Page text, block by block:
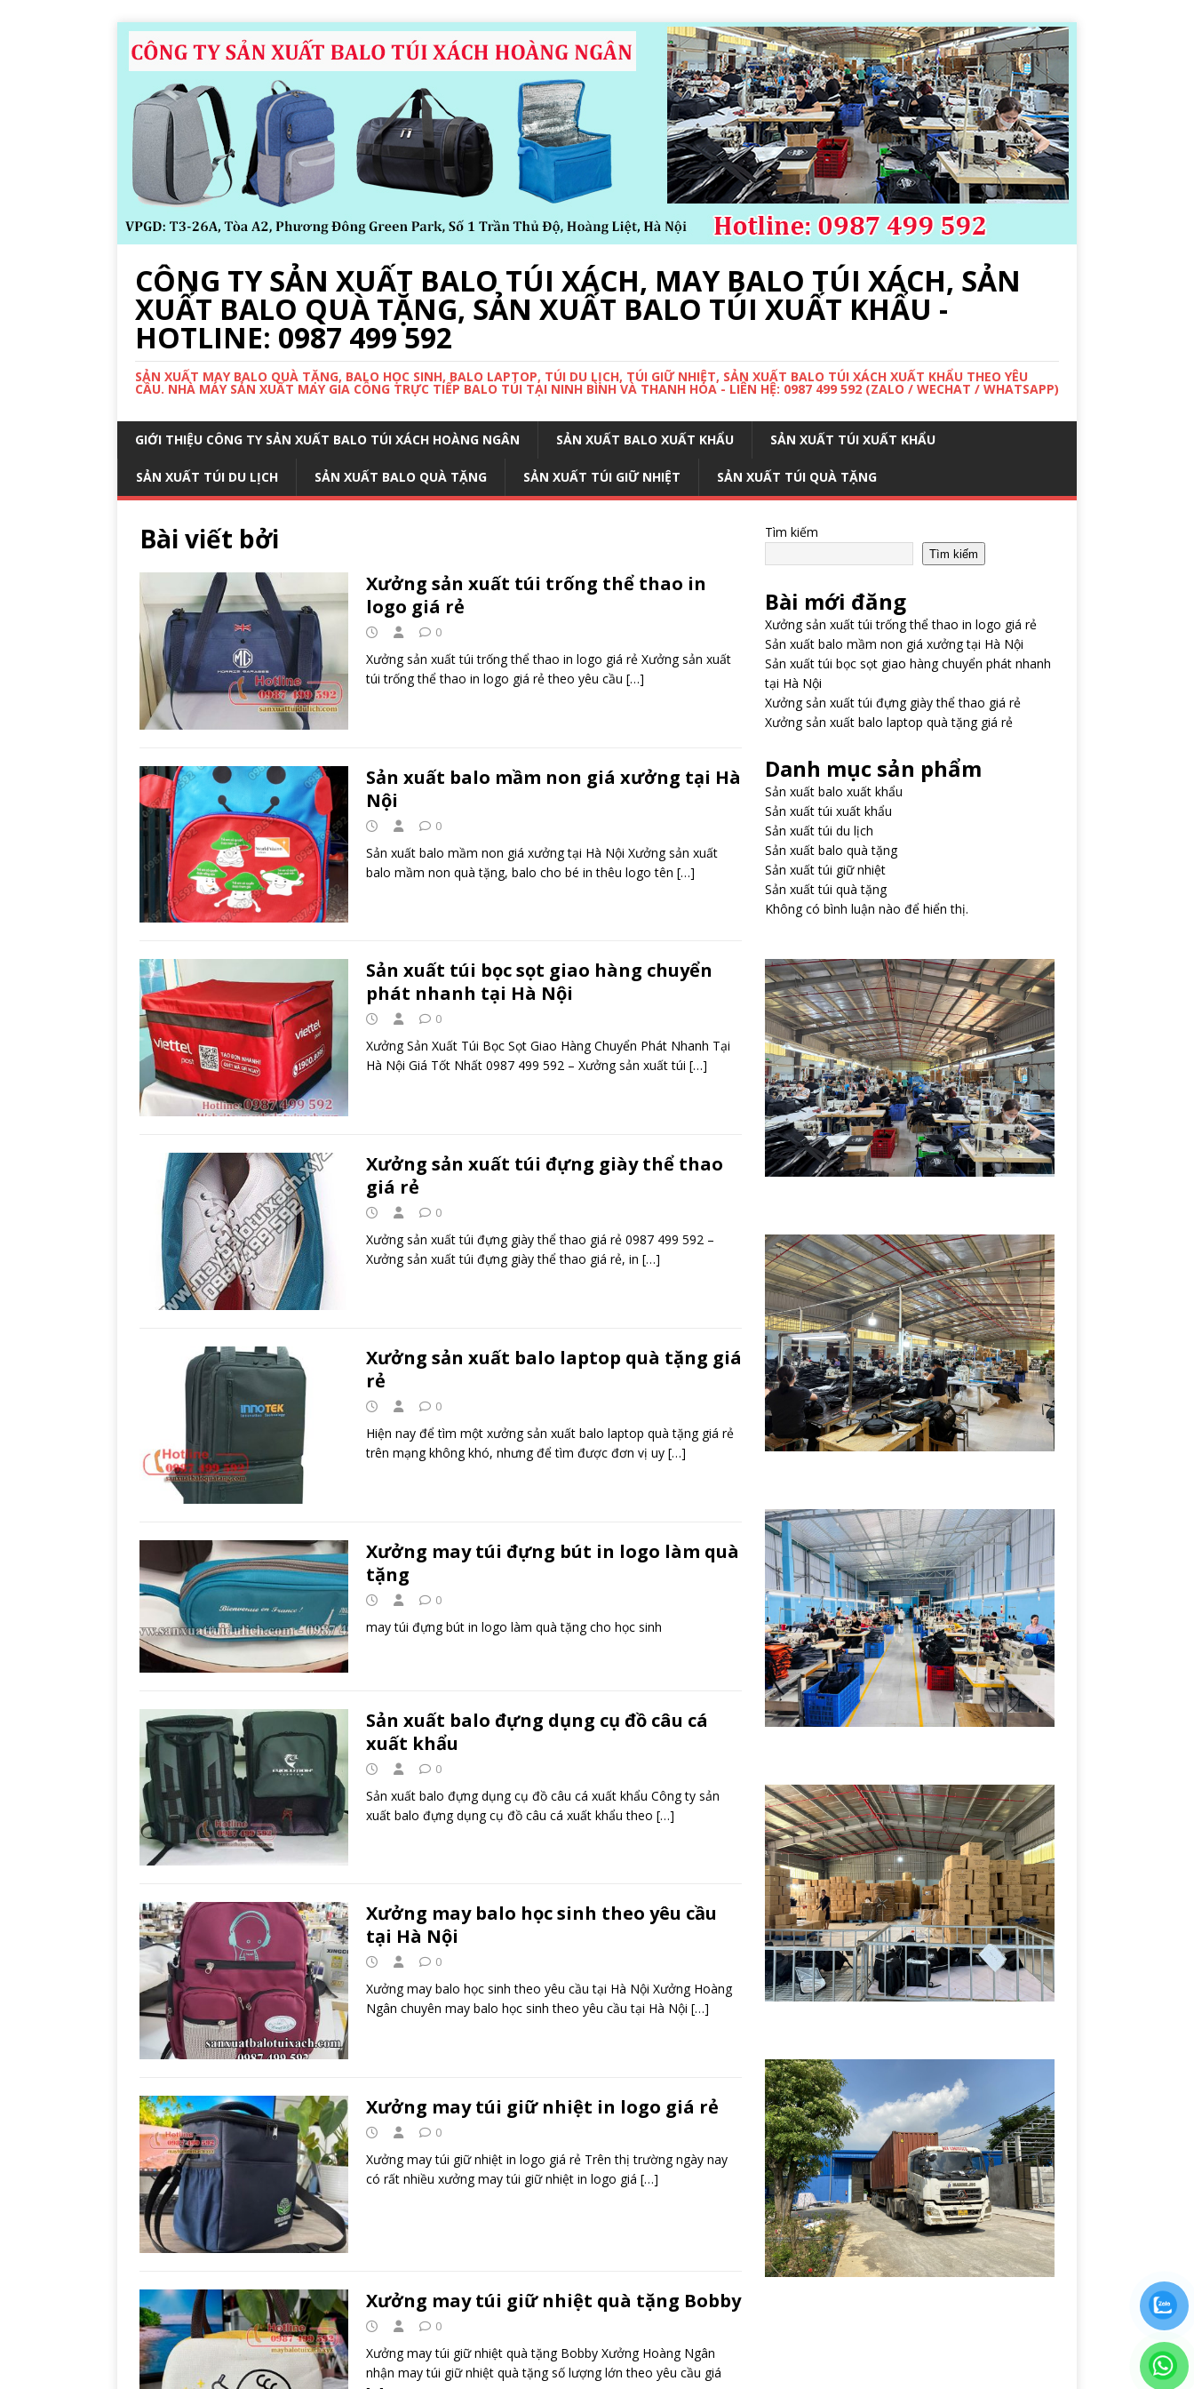
CÔNG TY SẢN XUẤT BALO TÚI XÁCH, MAY BALO TÚI XÁCH, SẢN
XUẤT BALO QUÀ TẶNG, SẢN XUẤT BALO TÚI XUẤT KHẨU -
HOTLINE: 0987 499 592
SẢN XUẤT MAY BALO QUÀ TẶNG, BALO HỌC SINH, BALO LAPTOP, TÚI DU LỊCH, TÚI GIỮ NHIỆT, SẢN XUẤT BALO TÚI XÁCH XUẤT KHẨU THEO YÊU
CẦU. NHÀ MÁY SẢN XUẤT MAY GIA CÔNG TRỰC TIẾP BALO TÚI TẠI NINH BÌNH VÀ THANH HÓA - LIÊN HỆ: 0987 499 592 (ZALO / WECHAT / WHATSAPP)
GIỚI THIỆU CÔNG TY SẢN XUẤT BALO TÚI XÁCH HOÀNG NGÂN SẢN XUẤT BALO XUẤT KHẨU SẢN XUẤT TÚI XUẤT KHẨU
SẢN XUẤT TÚI DU LỊCH SẢN XUẤT BALO QUÀ TẶNG SẢN XUẤT TÚI GIỮ NHIỆT SẢN XUẤT TÚI QUÀ TẶNG
Bài viết bởi
Xưởng sản xuất túi trống thể thao in
logo giá rẻ
0
Xưởng sản xuất túi trống thể thao in logo giá rẻ Xưởng sản xuất
túi trống thể thao in logo giá rẻ theo yêu cầu […]
Sản xuất balo mầm non giá xưởng tại Hà
Nội
0
Sản xuất balo mầm non giá xưởng tại Hà Nội Xưởng sản xuất
balo mầm non quà tặng, balo cho bé in thêu logo tên […]
Sản xuất túi bọc sọt giao hàng chuyển
phát nhanh tại Hà Nội
0
Xưởng Sản Xuất Túi Bọc Sọt Giao Hàng Chuyển Phát Nhanh Tại
Hà Nội Giá Tốt Nhất 0987 499 592 – Xưởng sản xuất túi […]
Xưởng sản xuất túi đựng giày thể thao
giá rẻ
0
Xưởng sản xuất túi đựng giày thể thao giá rẻ 0987 499 592 –
Xưởng sản xuất túi đựng giày thể thao giá rẻ, in […]
Xưởng sản xuất balo laptop quà tặng giá
rẻ
0
Hiện nay để tìm một xưởng sản xuất balo laptop quà tặng giá rẻ
trên mạng không khó, nhưng để tìm được đơn vị uy […]
Xưởng may túi đựng bút in logo làm quà
tặng
0
may túi đựng bút in logo làm quà tặng cho học sinh
Sản xuất balo đựng dụng cụ đồ câu cá
xuất khẩu
0
Sản xuất balo đựng dụng cụ đồ câu cá xuất khẩu Công ty sản
xuất balo đựng dụng cụ đồ câu cá xuất khẩu theo […]
Xưởng may balo học sinh theo yêu cầu
tại Hà Nội
0
Xưởng may balo học sinh theo yêu cầu tại Hà Nội Xưởng Hoàng
Ngân chuyên may balo học sinh theo yêu cầu tại Hà Nội […]
Xưởng may túi giữ nhiệt in logo giá rẻ
0
Xưởng may túi giữ nhiệt in logo giá rẻ Trên thị trường ngày nay
có rất nhiều xưởng may túi giữ nhiệt in logo giá […]
Xưởng may túi giữ nhiệt quà tặng Bobby
0
Xưởng may túi giữ nhiệt quà tặng Bobby Xưởng Hoàng Ngân
nhận may túi giữ nhiệt quà tặng số lượng lớn theo yêu cầu giá
Tìm kiếm
Tìm kiếm
Bài mới đăng
Xưởng sản xuất túi trống thể thao in logo giá rẻ
Sản xuất balo mầm non giá xưởng tại Hà Nội
Sản xuất túi bọc sọt giao hàng chuyển phát nhanh
tại Hà Nội
Xưởng sản xuất túi đựng giày thể thao giá rẻ
Xưởng sản xuất balo laptop quà tặng giá rẻ
Danh mục sản phẩm
Sản xuất balo xuất khẩu
Sản xuất túi xuất khẩu
Sản xuất túi du lịch
Sản xuất balo quà tặng
Sản xuất túi giữ nhiệt
Sản xuất túi quà tặng
Không có bình luận nào để hiển thị.